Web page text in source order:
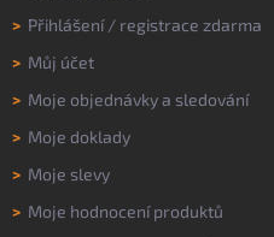
> Přihlášení/ registrace zdarma
> Můj účet
> Moje objednávky a sledování
> Moje doklady
> Moje slevy
> Moje hodnocení produktů